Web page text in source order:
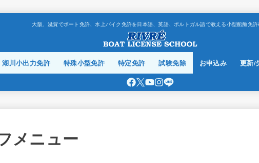
大阪、滋賀でボート免許、水上バイク免許を日本語、英語、ポルトガル語で教える小型船舶免許
湖川小出力免許 特殊小型免許 特定免許 試験免除 お申込み 更新/
メニュー